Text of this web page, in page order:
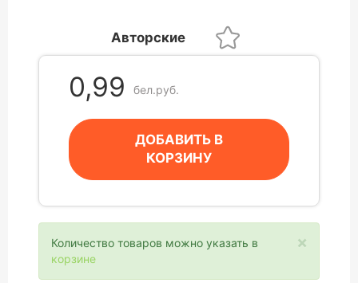
Авторские
0,99 бел.руб.
ДОБАВИТЬ В
КОРЗИНУ
×
Количество товаров можно указать в
корзине